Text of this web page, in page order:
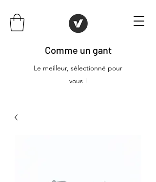
Comme un gant
Le meilleur, sélectionné pour
vous !